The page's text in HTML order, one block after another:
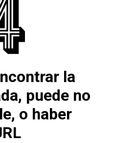
la
puede no
o haber